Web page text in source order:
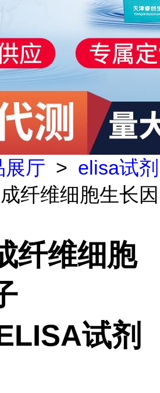
展厅 > elisa试剂
纤维细胞生长因
纤维细胞
试剂